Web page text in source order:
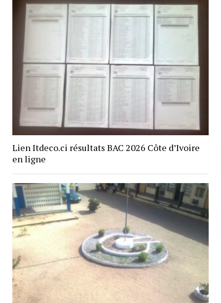
Lien Itdeco.ci résultats BAC 2026 Côte d’Ivoire
en ligne